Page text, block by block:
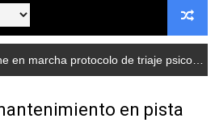
servicio residencial en la
inclusión y atención a
“Ríe 2026” recorre las
Libertador realizó una jornada
protocolo de triaje psicosocial para atender a rescatistas
en pista